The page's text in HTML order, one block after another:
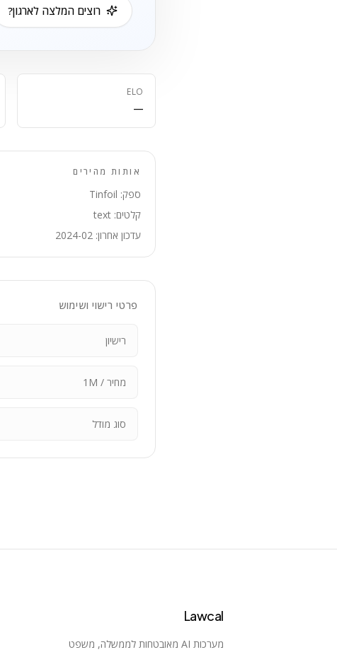
רוצים המלצה לארגון?
ELO
—
אותות מהירים
ספק: Tinfoil
קלטים: text
עדכון אחרון: 2024-02
פרטי רישוי ושימוש
רישיון
מחיר / 1M
סוג מודל
Lawcal
מערכות AI מאובטחות לממשלה, משפט